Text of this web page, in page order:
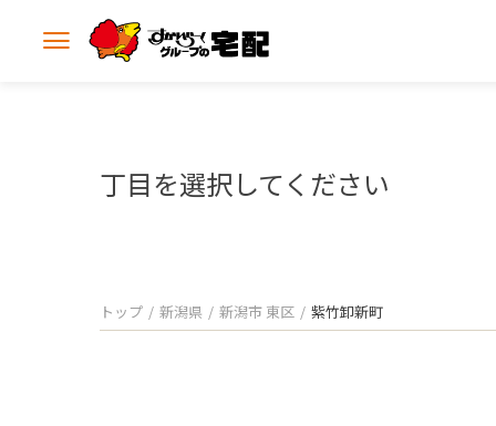
メ
丁目を選択してください
トップ 新潟県 新潟市 東区 紫竹卸新町